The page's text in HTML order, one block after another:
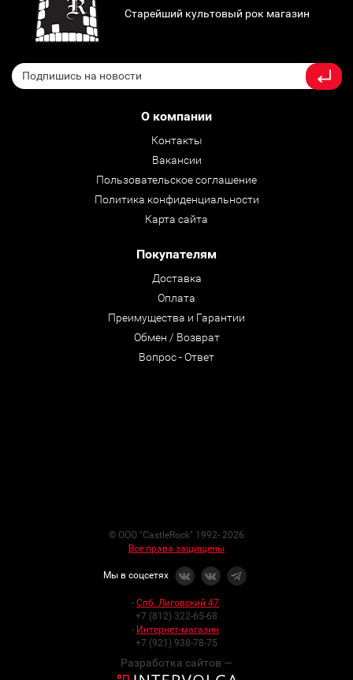
Старейший культовый рок магазин
О компании
Контакты
Вакансии
Пользовательское соглашение
Политика конфиденциальности
Карта сайта
Покупателям
Доставка
Оплата
Преимущества и Гарантии
Обмен / Возврат
Вопрос - Ответ
© ООО "CastleRock" 1992- 2026
Все права защищены
Мы в соцсетях
- Спб. Лиговский 47:
+7 (812) 322-65-68
- Интернет-магазин:
+7 (921) 938-78-75
Разработка сайтов —